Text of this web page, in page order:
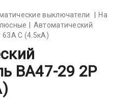
выключатели
На
Автоматический
63А С (4.5кА)
BA47-29 2P